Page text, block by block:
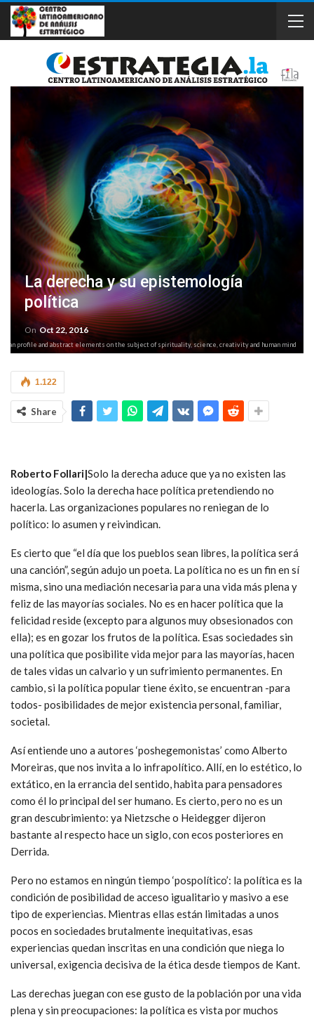
La derecha y su epistemología
política
On Oct 22, 2016
profile and abstract elements on the subject of spirituality, science, creativity and human mind
1.122
Share
Roberto Follari|Solo la derecha aduce que ya no existen las
ideologías. Solo la derecha hace política pretendiendo no
hacerla. Las organizaciones populares no reniegan de lo
político: lo asumen y reivindican.
Es cierto que “el día que los pueblos sean libres, la política será
una canción”, según adujo un poeta. La política no es un fin en sí
misma, sino una mediación necesaria para una vida más plena y
feliz de las mayorías sociales. No es en hacer política que la
felicidad reside (excepto para algunos muy obsesionados con
ella); es en gozar los frutos de la política. Esas sociedades sin
una política que posibilite vida mejor para las mayorías, hacen
de tales vidas un calvario y un sufrimiento permanentes. En
cambio, si la política popular tiene éxito, se encuentran -para
todos- posibilidades de mejor existencia personal, familiar,
societal.
Así entiende uno a autores ‘poshegemonistas’ como Alberto
Moreiras, que nos invita a lo infrapolítico. Allí, en lo estético, lo
extático, en la errancia del sentido, habita para pensadores
como él lo principal del ser humano. Es cierto, pero no es un
gran descubrimiento: ya Nietzsche o Heidegger dijeron
bastante al respecto hace un siglo, con ecos posteriores en
Derrida.
Pero no estamos en ningún tiempo ‘pospolítico’: la política es la
condición de posibilidad de acceso igualitario y masivo a ese
tipo de experiencias. Mientras ellas están limitadas a unos
pocos en sociedades brutalmente inequitativas, esas
experiencias quedan inscritas en una condición que niega lo
universal, exigencia decisiva de la ética desde tiempos de Kant.
Las derechas juegan con ese gusto de la población por una vida
plena y sin preocupaciones: la política es vista por muchos